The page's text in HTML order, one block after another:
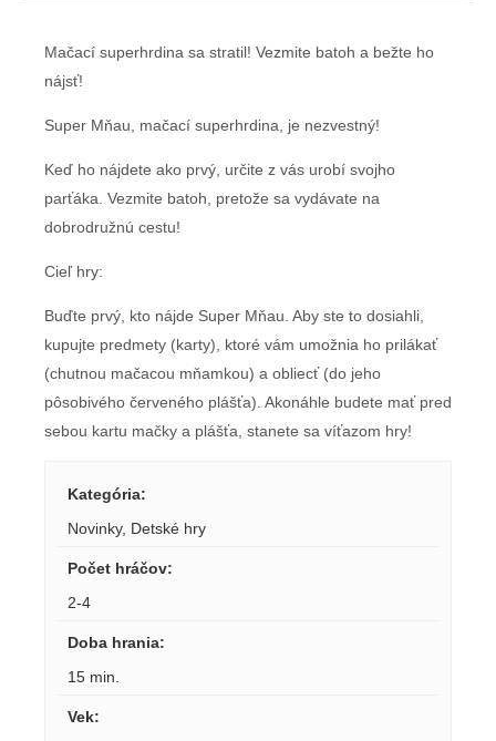
Mačací superhrdina sa stratil! Vezmite batoh a bežte ho
nájsť!
Super Mňau, mačací superhrdina, je nezvestný!
Keď ho nájdete ako prvý, určite z vás urobí svojho
parťáka. Vezmite batoh, pretože sa vydávate na
dobrodružnú cestu!
Cieľ hry:
Buďte prvý, kto nájde Super Mňau. Aby ste to dosiahli,
kupujte predmety (karty), ktoré vám umožnia ho prilákať
(chutnou mačacou mňamkou) a obliecť (do jeho
pôsobivého červeného plášťa). Akonáhle budete mať pred
sebou kartu mačky a plášťa, stanete sa víťazom hry!
Kategória:
Novinky, Detské hry
Počet hráčov:
2-4
Doba hrania:
15 min.
Vek: